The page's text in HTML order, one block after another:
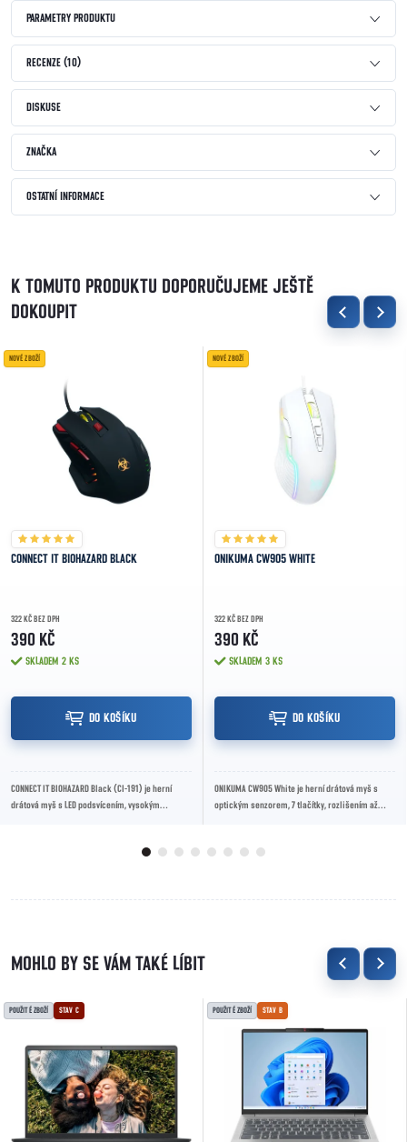
PARAMETRY PRODUKTU
RECENZE (10)
DISKUSE
ZNAČKA
OSTATNÍ INFORMACE
K TOMUTO PRODUKTU DOPORUČUJEME JEŠTĚ
DOKOUPIT
NOVÉ ZBOŽÍ
CONNECT IT BIOHAZARD BLACK
322 KČ BEZ DPH
390 KČ
SKLADEM 2 KS
DO KOŠÍKU
CONNECT IT BIOHAZARD Black (CI-191) je herní
drátová myš s LED podsvícením, vysokým
NOVÉ ZBOŽÍ
ONIKUMA CW905 WHITE
322 KČ BEZ DPH
390 KČ
SKLADEM 3 KS
DO KOŠÍKU
ONIKUMA CW905 White je herní drátová myš s
optickým senzorem, 7 tlačítky, rozlišením až
POUŽITÉ ZBOŽÍ STAV C POUŽITÉ ZBOŽÍ STAV B